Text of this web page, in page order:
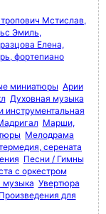
Мстислав,
Эмиль,
Елена,
фортепиано
миниатюры Арии
Духовная музыка
инструментальная
Марши,
Мелодрама
серената
Песни / Гимны
с оркестром
музыка Увертюра
для